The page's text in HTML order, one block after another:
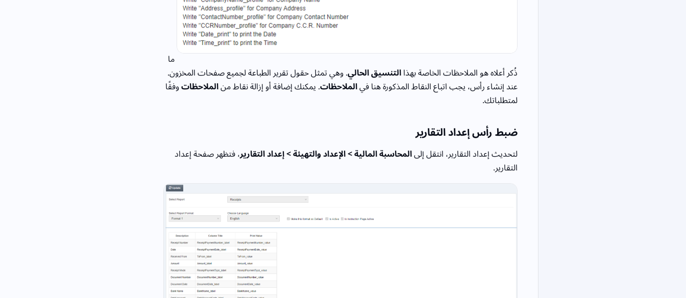
ما
ذُكر أعلاه هو الملاحظات الخاصة بهذاالتنسيق الحالي. وهي تمثل حقول تقرير الطباعة لجميع صفحات المخزون.
عند إنشاء رأس، يجب اتباع النقاط المذكورة هنا فيالملاحظات. يمكنك إضافة أو إزالة نقاط منالملاحظاتوفقًا
لمتطلباتك.
ضبط رأس إعداد التقارير
لتحديث إعداد التقارير، انتقل إلىالمحاسبة المالية > الإعداد والتهيئة > إعداد التقارير، فتظهر صفحة إعداد
التقارير.